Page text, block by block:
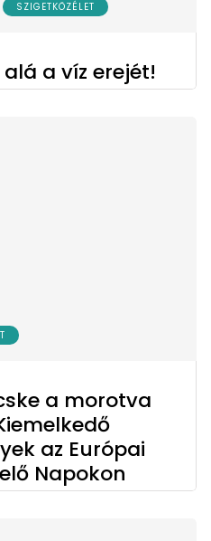
SZIGETKÖZÉLET
a víz erejét!
a morotva
az Európai
Napokon